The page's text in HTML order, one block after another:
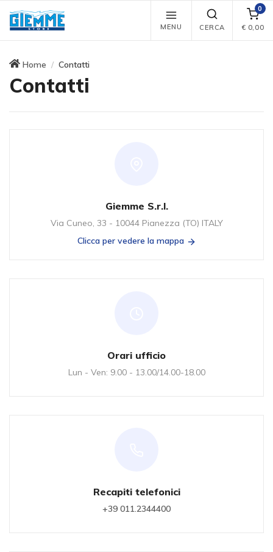
MENU CERCA
0
€ 0,00
Home Contatti
Contatti
Giemme S.r.l.
Via Cuneo, 33 - 10044 Pianezza (TO) ITALY
Clicca per vedere la mappa
Orari ufficio
Lun - Ven: 9.00 - 13.00/14.00-18.00
Recapiti telefonici
+39 011.2344400